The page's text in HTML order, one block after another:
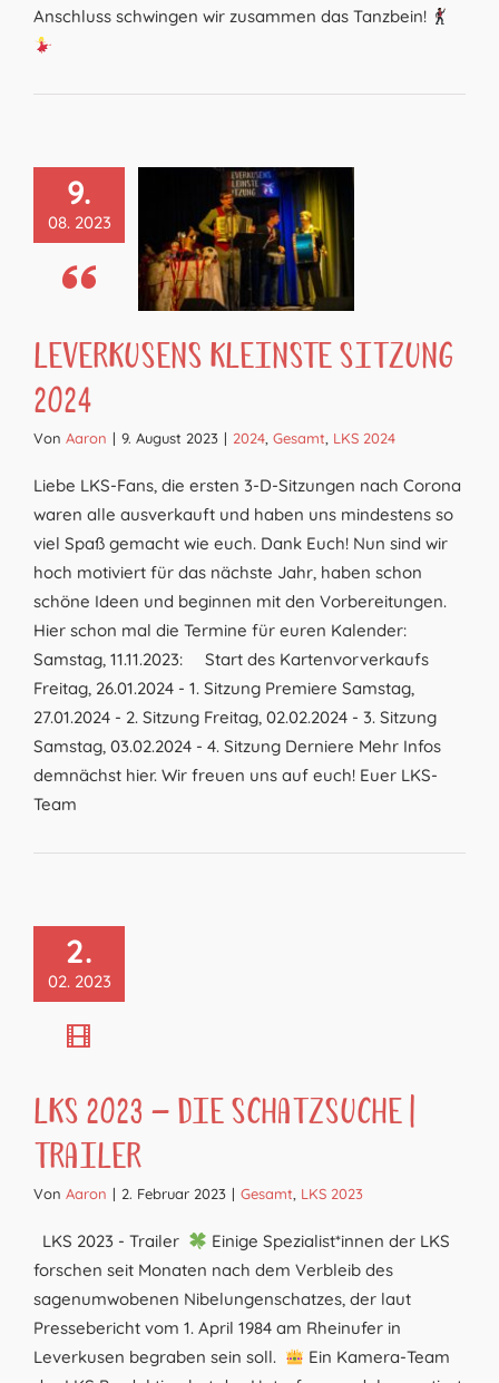
Anschluss schwingen wir zusammen das Tanzbein!
9.
08. 2023
Leverkusens Kleinste Sitzung
2024
Von Aaron | 9. August 2023 | 2024 Gesamt LKS 2024
Liebe LKS-Fans, die ersten 3-D-Sitzungen nach Corona
waren alle ausverkauft und haben uns mindestens so
viel Spaß gemacht wie euch. Dank Euch! Nun sind wir
hoch motiviert für das nächste Jahr, haben schon
schöne Ideen und beginnen mit den Vorbereitungen.
Hier schon mal die Termine für euren Kalender:
Samstag, 11.11.2023: Start des Kartenvorverkaufs
Freitag, 26.01.2024 - 1. Sitzung Premiere Samstag,
27.01.2024 - 2. Sitzung Freitag, 02.02.2024 - 3. Sitzung
Samstag, 03.02.2024 - 4. Sitzung Derniere Mehr Infos
demnächst hier. Wir freuen uns auf euch! Euer LKS-
Team
2.
02. 2023
LKS 2023 – Die Schatzsuche |
Trailer
Von Aaron | 2. Februar 2023 | Gesamt LKS 2023
LKS 2023 - Trailer
Einige Spezialist*innen der LKS
forschen seit Monaten nach dem Verbleib des
sagenumwobenen Nibelungenschatzes, der laut
Pressebericht vom 1. April 1984 am Rheinufer in
Leverkusen begraben sein soll.
Ein Kamera-Team